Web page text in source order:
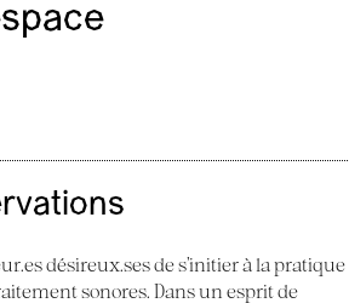
désireux.ses de s’initier à la pratique
sonores. Dans un esprit de